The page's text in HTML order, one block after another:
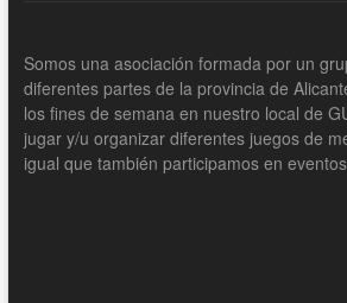
Somos una asociación formada por un
diferentes partes de la provincia de
los fines de semana en nuestro local de
jugar y/u organizar diferentes juegos de
igual que también participamos en